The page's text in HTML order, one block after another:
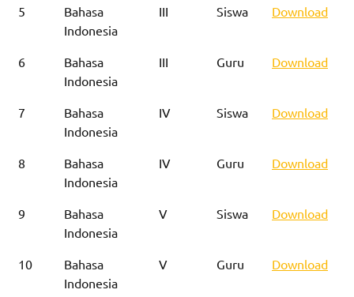
5
Bahasa
Indonesia
III Siswa Download
6
Bahasa
Indonesia
III Guru Download
7
Bahasa
Indonesia
IV Siswa Download
8
Bahasa
Indonesia
IV Guru Download
9
Bahasa
Indonesia
V Siswa Download
10
Bahasa
Indonesia
V Guru Download